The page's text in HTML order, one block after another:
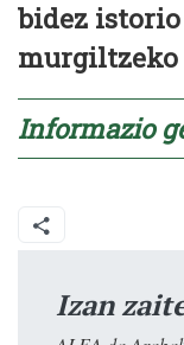
bidez
murgiltzeko
Informazio
Izan